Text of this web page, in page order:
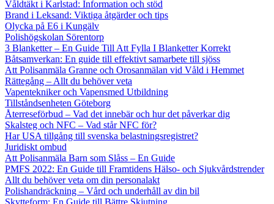
Våldtäkt i Karlstad: Information och stöd
Brand i Leksand: Viktiga åtgärder och tips
Olycka på E6 i Kungälv
Polishögskolan Sörentorp
3 Blanketter – En Guide Till Att Fylla I Blanketter Korrekt
Båtsamverkan: En guide till effektivt samarbete till sjöss
Att Polisanmäla Granne och Orosanmälan vid Våld i Hemmet
Rättegång – Allt du behöver veta
Vapentekniker och Vapensmed Utbildning
Tillståndsenheten Göteborg
Återreseförbud – Vad det innebär och hur det påverkar dig
Skalsteg och NFC – Vad står NFC för?
Har USA tillgång till svenska belastningsregistret?
Juridiskt ombud
Att Polisanmäla Barn som Slåss – En Guide
PMFS 2022: En Guide till Framtidens Hälso- och Sjukvårdstrender
Allt du behöver veta om din personalakt
Polishandräckning – Vård och underhåll av din bil
Skytteform: En Guide till Bättre Skjutning